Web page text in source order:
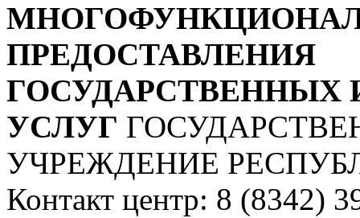
ПРЕДОСТАВЛЕНИЯ
УСЛУГ
УЧРЕЖДЕНИЕ
Контакт центр: 8 (8342)